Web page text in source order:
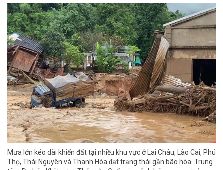
Mưa lớn kéo dài khiến đất tại nhiều khu vực ở Lai Châu, Lào Cai, Phú
Thọ, Thái Nguyên và Thanh Hóa đạt trạng thái gần bão hòa. Trung